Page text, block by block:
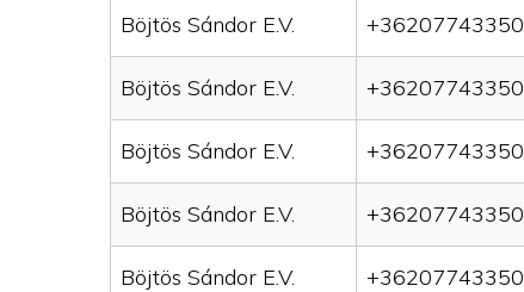
Böjtös Sándor E.V. +36207743350
Böjtös Sándor E.V. +36207743350
Böjtös Sándor E.V. +36207743350
Böjtös Sándor E.V. +36207743350
Böjtös Sándor E.V. +36207743350